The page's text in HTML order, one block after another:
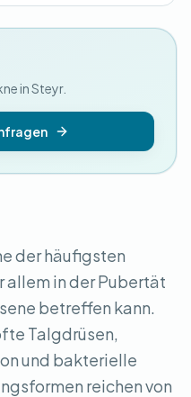
der häufigsten
allem in der Pubertät
betreffen kann.
Talgdrüsen,
und bakterielle
reichen von
in Steyr.